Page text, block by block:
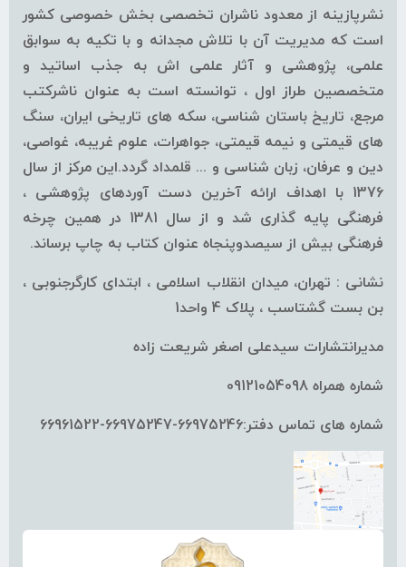
نشرپازینه از معدود ناشران تخصصی بخش خصوصی کشور
است که مدیریت آن با تلاش مجدانه و با تکیه به سوابق
علمی، پژوهشی و آثار علمی اش به جذب اساتید و
متخصصین طراز اول ، توانسته است به عنوان ناشرکتب
مرجع، تاریخ باستان شناسی، سکه های تاریخی ایران، سنگ
های قیمتی و نیمه قیمتی، جواهرات، علوم غریبه، غواصی،
دین و عرفان، زبان شناسی و ... قلمداد گردد.این مرکز از سال
1376 با اهداف ارائه آخرین دست آوردهای پژوهشی ،
فرهنگی پایه گذاری شد و از سال 1381 در همین چرخه
فرهنگی بیش از سیصدوپنجاه عنوان کتاب به چاپ برساند.
نشانی : تهران، میدان انقلاب اسلامی ، ابتدای کارگرجنوبی ،
بن بست گشتاسب ، پلاک 4 واحد1
مدیرانتشارات سیدعلی اصغر شریعت زاده
شماره همراه 09121054098
شماره های تماس دفتر:66975246-66975247-66961522